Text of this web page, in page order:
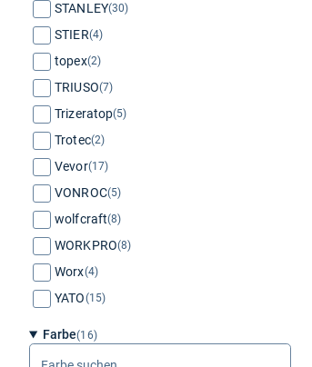
STANLEY(30)
STIER(4)
topex(2)
TRIUSO(7)
Trizeratop(5)
Trotec(2)
Vevor(17)
VONROC(5)
wolfcraft(8)
WORKPRO(8)
Worx(4)
YATO(15)
Farbe(16)
Farbe